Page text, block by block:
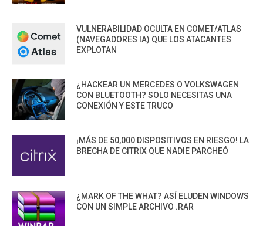
VULNERABILIDAD OCULTA EN COMET/ATLAS
(NAVEGADORES IA) QUE LOS ATACANTES
EXPLOTAN
¿HACKEAR UN MERCEDES O VOLKSWAGEN
CON BLUETOOTH? SOLO NECESITAS UNA
CONEXIÓN Y ESTE TRUCO
¡MÁS DE 50,000 DISPOSITIVOS EN RIESGO! LA
BRECHA DE CITRIX QUE NADIE PARCHEÓ
¿MARK OF THE WHAT? ASÍ ELUDEN WINDOWS
CON UN SIMPLE ARCHIVO .RAR